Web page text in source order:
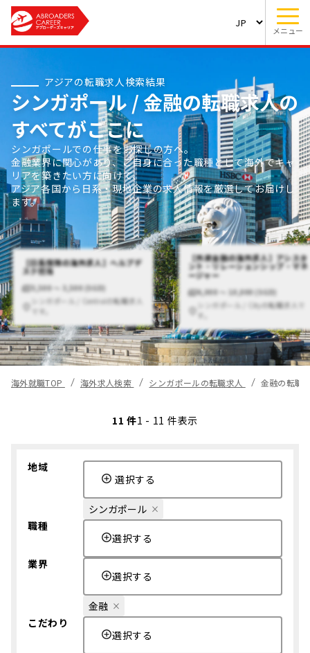
メニュー
アジアの転職求人検索結果
シンガポール / 金融の転職求人の
すべてがここに
シンガポールでの仕事をお探しの方へ。
金融業界に関心があり、ご自身に合った職種として海外でキャ
リアを築きたい方に向けて、
アジア各国から日系・現地企業の求人情報を厳選してお届けし
ます。
【日系保険の海外求人】ヘルプデ
スク担当
3,500 〜 3,500 (SGD)
シンガポール / Centralの転職求人
です。
【外資金融の海外求人】アシスタ
ント・リレーションシップ・マネ
ージャー
6,000 〜 10,000 (SGD)
シンガポール / Cityの転職求人で
す。
海外就職TOP 海外求人検索 シンガポールの転職求人 金融の転職
11 件1 - 11 件表示
地域
選択する
シンガポール
職種
選択する
業界
選択する
金融
こだわり
選択する